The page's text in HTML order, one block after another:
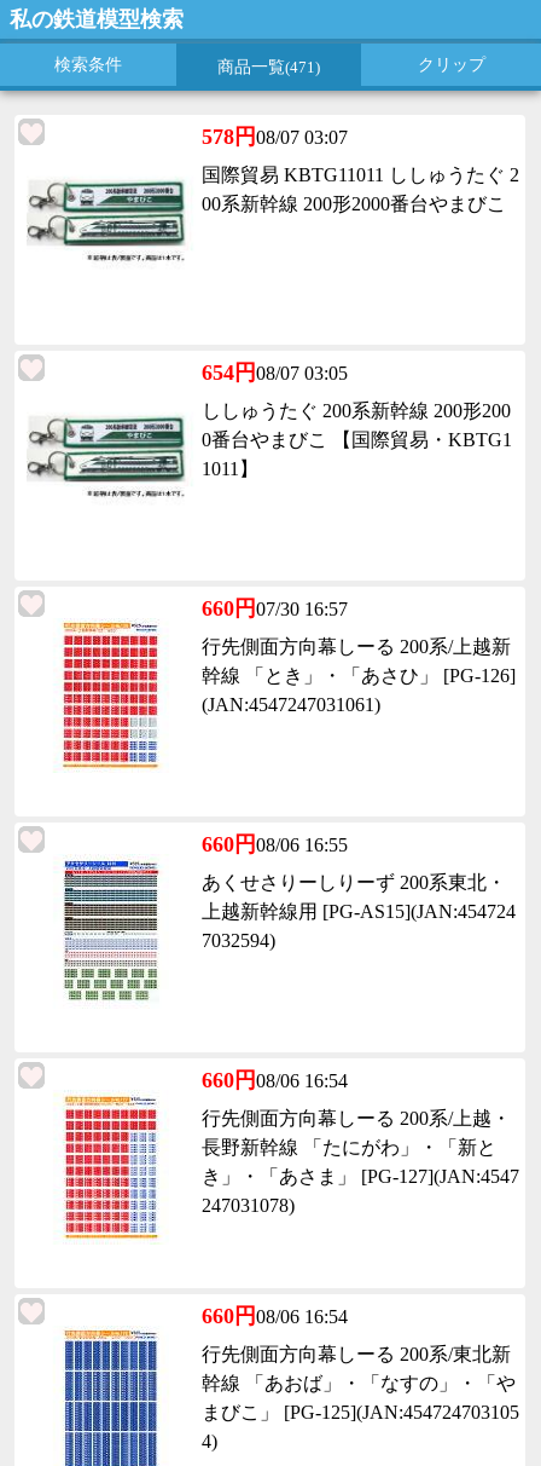
私の鉄道模型検索
検索条件 商品一覧(471) クリップ
578円08/07 03:07
国際貿易 KBTG11011 ししゅうたぐ 2
00系新幹線 200形2000番台やまびこ
654円08/07 03:05
ししゅうたぐ 200系新幹線 200形200
0番台やまびこ 【国際貿易・KBTG1
1011】
660円07/30 16:57
行先側面方向幕しーる 200系/上越新
幹線 「とき」・「あさひ」 [PG-126]
(JAN:4547247031061)
660円08/06 16:55
あくせさりーしりーず 200系東北・
上越新幹線用 [PG-AS15](JAN:454724
7032594)
660円08/06 16:54
行先側面方向幕しーる 200系/上越・
長野新幹線 「たにがわ」・「新と
き」・「あさま」 [PG-127](JAN:4547
247031078)
660円08/06 16:54
行先側面方向幕しーる 200系/東北新
幹線 「あおば」・「なすの」・「や
まびこ」 [PG-125](JAN:454724703105
4)